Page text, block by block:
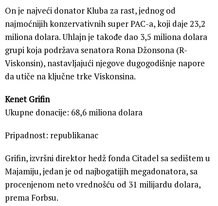
On je najveći donator Kluba za rast, jednog od
najmoćnijih konzervativnih super PAC-a, koji daje 23,2
miliona dolara. Uhlajn je takođe dao 3,5 miliona dolara
grupi koja podržava senatora Rona Džonsona (R-
Viskonsin), nastavljajući njegove dugogodišnje napore
da utiče na ključne trke Viskonsina.
Kenet Grifin
Ukupne donacije: 68,6 miliona dolara
Pripadnost: republikanac
Grifin, izvršni direktor hedž fonda Citadel sa sedištem u
Majamiju, jedan je od najbogatijih megadonatora, sa
procenjenom neto vrednošću od 31 milijardu dolara,
prema Forbsu.